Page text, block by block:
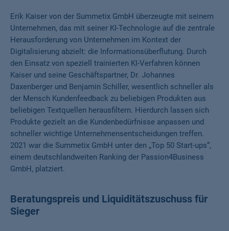
Erik Kaiser von der Summetix GmbH überzeugte mit seinem
Unternehmen, das mit seiner KI-Technologie auf die zentrale
Herausforderung von Unternehmen im Kontext der
Digitalisierung abzielt: die Informationsüberflutung. Durch
den Einsatz von speziell trainierten KI-Verfahren können
Kaiser und seine Geschäftspartner, Dr. Johannes
Daxenberger und Benjamin Schiller, wesentlich schneller als
der Mensch Kundenfeedback zu beliebigen Produkten aus
beliebigen Textquellen herausfiltern. Hierdurch lassen sich
Produkte gezielt an die Kundenbedürfnisse anpassen und
schneller wichtige Unternehmensentscheidungen treffen.
2021 war die Summetix GmbH unter den „Top 50 Start-ups“,
einem deutschlandweiten Ranking der Passion4Business
GmbH, platziert.
Beratungspreis und Liquiditätszuschuss für
Sieger